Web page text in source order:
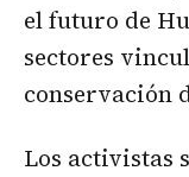
el futuro de
sectores
conservación
Los activistas